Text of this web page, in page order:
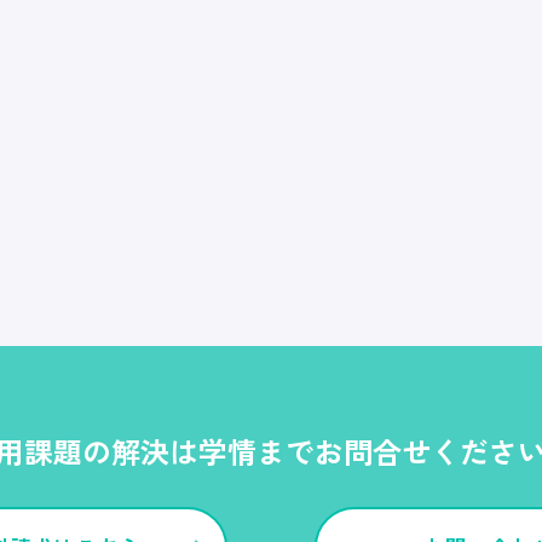
課題の解決は学情までお問合せくださ